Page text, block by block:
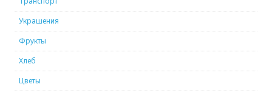
Украшения
Фрукты
Хлеб
Цветы